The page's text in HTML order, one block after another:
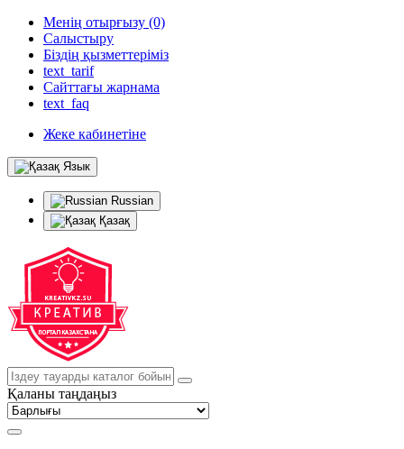
Менің отырғызу (0)
Салыстыру
Біздің қызметтеріміз
text_tarif
Сайттағы жарнама
text_faq
Жеке кабинетіне
Язык
Russian
Қазақ
Қаланы таңдаңыз